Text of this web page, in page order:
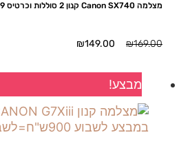
מצלמה Canon SX740 קנון 2 סוללות וכרטיס 149ש"ח 500ש"ח לשבוע
₪169.00
המחיר
היה:
₪169.00.
₪149.00
הוא:
מבצע!